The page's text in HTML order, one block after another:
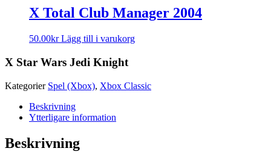
X Total Club Manager 2004
50.00kr Lägg till i varukorg
X Star Wars Jedi Knight
Kategorier Spel (Xbox), Xbox Classic
Beskrivning
Ytterligare information
Beskrivning